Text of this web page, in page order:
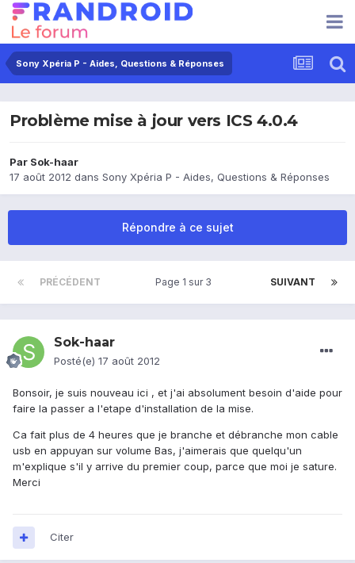
Sony Xpéria P - Aides, Questions & Réponses
Problème mise à jour vers ICS 4.0.4
Par Sok-haar
17 août 2012 dans Sony Xpéria P - Aides, Questions & Réponses
Répondre à ce sujet
PRÉCÉDENT SUIVANT
Page 1 sur 3
Sok-haar
Posté(e) 17 août 2012
Bonsoir, je suis nouveau ici , et j'ai absolument besoin d'aide pour
faire la passer a l'etape d'installation de la mise.
Ca fait plus de 4 heures que je branche et débranche mon cable
usb en appuyan sur volume Bas, j'aimerais que quelqu'un
m'explique s'il y arrive du premier coup, parce que moi je sature.
Merci
Citer